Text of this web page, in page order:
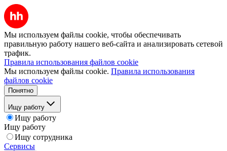
Мы используем файлы cookie, чтобы обеспечивать
правильную работу нашего веб-сайта и анализировать сетевой
трафик.
Правила использования файлов cookie
Мы используем файлы cookie. Правила использования
файлов cookie
Понятно
Ищу работу
Ищу работу
Ищу работу
Ищу сотрудника
Сервисы